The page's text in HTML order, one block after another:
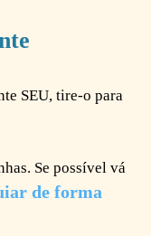
SEU, tire-o para
Se possível vá
de forma